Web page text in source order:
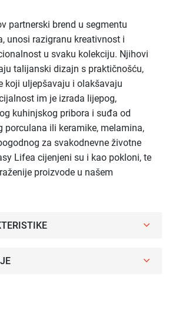
partnerski brend u segmentu
unosi razigranu kreativnost i
u svaku kolekciju. Njihovi
talijanski dizajn s praktičnošću,
koji uljepšavaju i olakšavaju
im je izrada lijepog,
kuhinjskog pribora i suđa od
porculana ili keramike, melamina,
za svakodnevne životne
Lifea cijenjeni su i kao pokloni, te
proizvode u našem